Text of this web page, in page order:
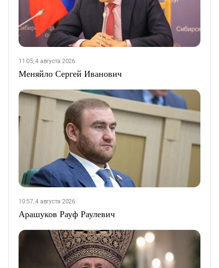
11:05, 4 августа 2026
Меняйло Сергей Иванович
10:57, 4 августа 2026
Арашуков Рауф Раулевич